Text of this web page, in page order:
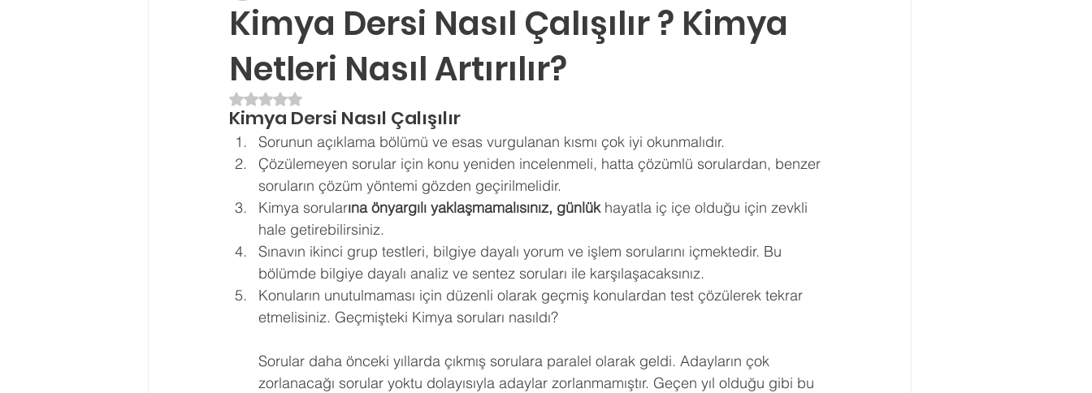
Kekemelik TYT-AYT Eğitim Danışmanlığı Aile Danışmanlığı
Ergenlik Danışmanlığı PDR Rehberlik Psikoloji
Evlilik Terapisi
Kimya Dersi Nasıl Çalışılır ? Kimya
Netleri Nasıl Artırılır?
5 üzerinden NaN yıldız
Kimya Dersi Nasıl Çalışılır
Sorunun açıklama bölümü ve esas vurgulanan kısmı çok iyi okunmalıdır.
Çözülemeyen sorular için konu yeniden incelenmeli, hatta çözümlü sorulardan, benzer
soruların çözüm yöntemi gözden geçirilmelidir.
Kimya sorularına önyargılı yaklaşmamalısınız, günlük hayatla iç içe olduğu için zevkli
hale getirebilirsiniz.
Sınavın ikinci grup testleri, bilgiye dayalı yorum ve işlem sorularını içmektedir. Bu
bölümde bilgiye dayalı analiz ve sentez soruları ile karşılaşacaksınız.
Konuların unutulmaması için düzenli olarak geçmiş konulardan test çözülerek tekrar
etmelisiniz. Geçmişteki Kimya soruları nasıldı?
Sorular daha önceki yıllarda çıkmış sorulara paralel olarak geldi. Adayların çok
zorlanacağı sorular yoktu dolayısıyla adaylar zorlanmamıştır. Geçen yıl olduğu gibi bu